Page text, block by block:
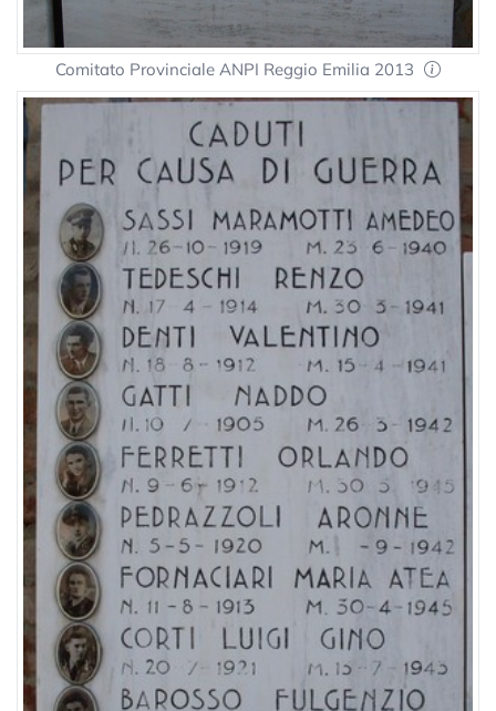
Comitato Provinciale ANPI Reggio Emilia 2013